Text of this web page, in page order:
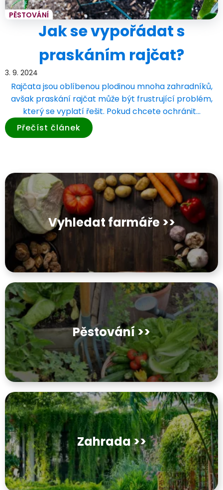
PĚSTOVÁNÍ
Jak se vypořádat s
praskáním rajčat?
3. 9. 2024
Rajčata jsou oblíbenou plodinou mnoha zahradníků,
avšak praskání rajčat může být frustrující problém,
který se vyplatí řešit. Pokud chcete ochránit…
Přečíst článek
Vyhledat farmáře >>
Pěstování >>
Zahrada >>